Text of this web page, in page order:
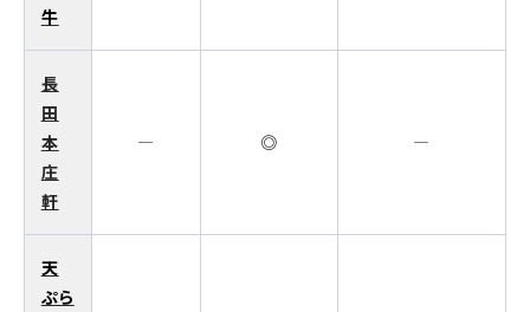
牛
長
田
本
庄
軒
― ◎ ―
天
ぷら